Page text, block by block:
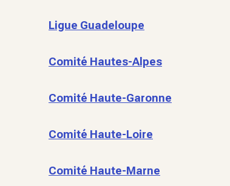
Ligue Guadeloupe
Comité Hautes-Alpes
Comité Haute-Garonne
Comité Haute-Loire
Comité Haute-Marne